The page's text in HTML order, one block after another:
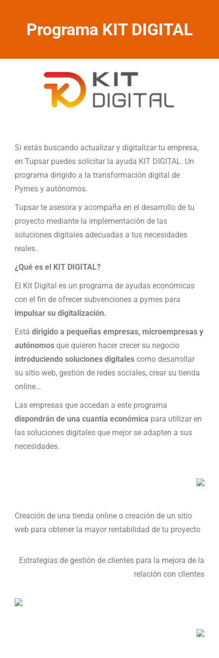
Programa KIT DIGITAL
Si estás buscando actualizar y digitalizar tu empresa,
en Tupsar puedes solicitar la ayuda KIT DIGITAL. Un
programa dirigido a la transformación digital de
Pymes y autónomos.
Tupsar te asesora y acompaña en el desarrollo de tu
proyecto mediante la implementación de las
soluciones digitales adecuadas a tus necesidades
reales.
¿Qué es el KIT DIGITAL?
El Kit Digital es un programa de ayudas económicas
con el fin de ofrecer subvenciones a pymes para
impulsar su digitalización.
Está dirigido a pequeñas empresas, microempresas y
autónomos que quieren hacer crecer su negocio
introduciendo soluciones digitales como desarrollar
su sitio web, gestión de redes sociales, crear su tienda
online…
Las empresas que accedan a este programa
dispondrán de una cuantía económica para utilizar en
las soluciones digitales que mejor se adapten a sus
necesidades.
Creación de una tienda online o creación de un sitio
web para obtener la mayor rentabilidad de tu proyecto
Estrategias de gestión de clientes para la mejora de la
relación con clientes